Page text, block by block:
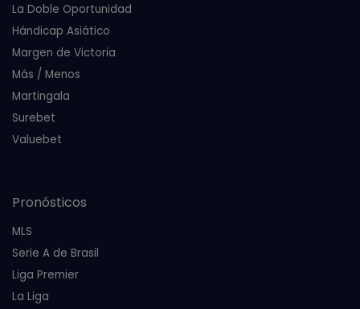
La Doble Oportunidad
Hándicap Asiático
Margen de Victoria
Más / Menos
Martingala
Surebet
Valuebet
Pronósticos
MLS
Serie A de Brasil
Liga Premier
La Liga